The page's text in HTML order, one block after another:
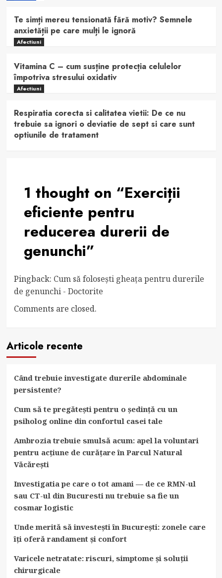
Te simți mereu tensionată fără motiv? Semnele
anxietății pe care mulți le ignoră
Afectiuni
Vitamina C – cum susține protecția celulelor
împotriva stresului oxidativ
Afectiuni
Respiratia corecta si calitatea vietii: De ce nu
trebuie sa ignori o deviatie de sept si care sunt
optiunile de tratament
1 thought on “Exerciții
eficiente pentru
reducerea durerii de
genunchi”
Pingback: Cum să folosești gheața pentru durerile
de genunchi - Doctorite
Comments are closed.
Articole recente
Când trebuie investigate durerile abdominale
persistente?
Cum să te pregătești pentru o ședință cu un
psiholog online din confortul casei tale
Ambrozia trebuie smulsă acum: apel la voluntari
pentru acțiune de curățare în Parcul Natural
Văcărești
Investigatia pe care o tot amani — de ce RMN-ul
sau CT-ul din Bucuresti nu trebuie sa fie un
cosmar logistic
Unde merită să investești în București: zonele care
îți oferă randament și confort
Varicele netratate: riscuri, simptome și soluții
chirurgicale